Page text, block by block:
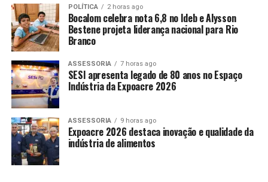
Compartilhe isso:
X Facebook WhatsApp
POLÍTICA 2 horas ago
Bocalom celebra nota 6,8 no Ideb e Alysson
Bestene projeta liderança nacional para Rio
Branco
ASSESSORIA 7 horas ago
SESI apresenta legado de 80 anos no Espaço
Indústria da Expoacre 2026
ASSESSORIA 9 horas ago
Expoacre 2026 destaca inovação e qualidade da
indústria de alimentos